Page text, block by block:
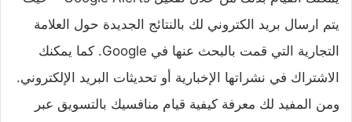
يتم ارسال بريد الكتروني لك بالنتائج الجديدة حول العلامة
التجارية التي قمت بالبحث عنها في Google. كما يمكنك
الاشتراك في نشراتها الإخبارية أو تحديثات البريد الإلكتروني.
ومن المفيد لك معرفة كيفية قيام منافسيك بالتسويق عبر